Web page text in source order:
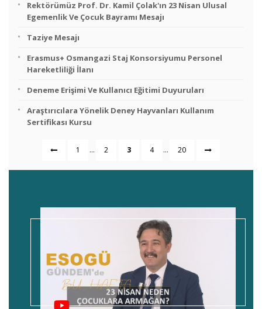
Rektörümüz Prof. Dr. Kamil Çolak'ın 23 Nisan Ulusal
Egemenlik Ve Çocuk Bayramı Mesajı
Taziye Mesajı
Erasmus+ Osmangazi Staj Konsorsiyumu Personel
Hareketliliği İlanı
Deneme Erişimi Ve Kullanıcı Eğitimi Duyuruları
Araştırıcılara Yönelik Deney Hayvanları Kullanım
Sertifikası Kursu
1 ... 2 3 4 ... 20